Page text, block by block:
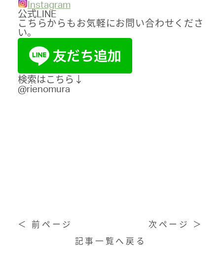
Instagram
公式LINE
こちらからもお気軽にお問い合わせくださ
い。
検索はこちら↓
@rienomura
＜ 前ページ
記事一覧へ戻る
次ページ ＞